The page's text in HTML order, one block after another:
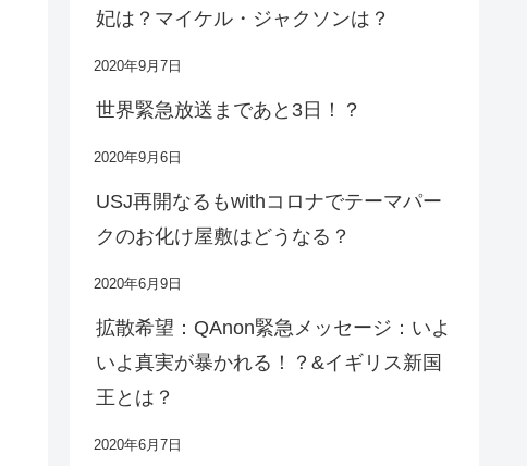
妃は？マイケル・ジャクソンは？
2020年9月7日
世界緊急放送まであと3日！？
2020年9月6日
USJ再開なるもwithコロナでテーマパー
クのお化け屋敷はどうなる？
2020年6月9日
拡散希望：QAnon緊急メッセージ：いよ
いよ真実が暴かれる！？&イギリス新国
王とは？
2020年6月7日